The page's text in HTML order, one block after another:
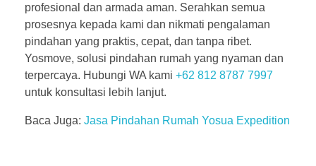
profesional dan armada aman. Serahkan semua
prosesnya kepada kami dan nikmati pengalaman
pindahan yang praktis, cepat, dan tanpa ribet.
Yosmove, solusi pindahan rumah yang nyaman dan
terpercaya. Hubungi WA kami +62 812 8787 7997
untuk konsultasi lebih lanjut.
Baca Juga: Jasa Pindahan Rumah Yosua Expedition